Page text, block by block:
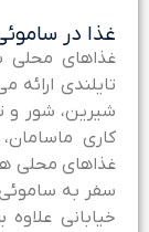
در ساموئی
محلی
ارائه
شور و تند،
ماسامان،
محلی هستند
به ساموئی
علاوه بر